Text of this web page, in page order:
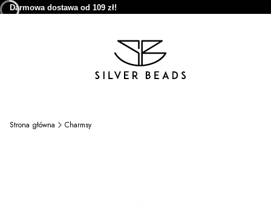
Darmowa dostawa od 109 zł!
Strona główna Charmsy